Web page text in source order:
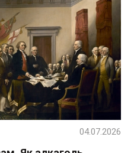
04.07.2026